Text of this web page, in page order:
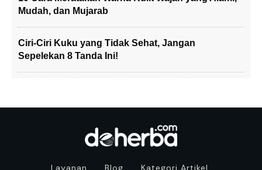
Mudah, dan Mujarab
Ciri-Ciri Kuku yang Tidak Sehat, Jangan
Sepelekan 8 Tanda Ini!
Layanan Blog Kategori Artikel